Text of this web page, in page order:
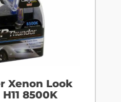
Xenon Look
8500K